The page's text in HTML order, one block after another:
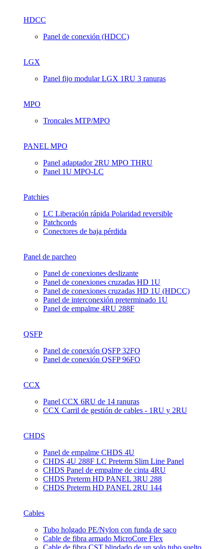
HDCC
Panel de conexión (HDCC)
LGX
Panel fijo modular LGX 1RU 3 ranuras
MPO
Troncales MTP/MPO
PANEL MPO
Panel adaptador 2RU MPO THRU
Panel 1U MPO-LC
Patchies
LC Liberación rápida Polaridad reversible
Patchcords
Conectores de baja pérdida
Panel de parcheo
Panel de conexiones deslizante
Panel de conexiones cruzadas HD 1U
Panel de conexiones cruzadas HD 1U (HDCC)
Panel de interconexión preterminado 1U
Panel de empalme 4RU 288F
QSFP
Panel de conexión QSFP 32FO
Panel de conexión QSFP 96FO
CCX
Panel CCX 6RU de 14 ranuras
CCX Carril de gestión de cables - 1RU y 2RU
CHDS
Panel de empalme CHDS 4U
CHDS 4U 288F LC Preterm Slim Line Panel
CHDS Panel de empalme de cinta 4RU
CHDS Preterm HD PANEL 3RU 288
CHDS Preterm HD PANEL 2RU 144
Cables
Tubo holgado PE/Nylon con funda de saco
Cable de fibra armado MicroCore Flex
Cable de fibra CST blindado de un solo tubo suelto